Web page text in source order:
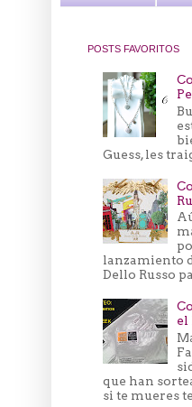
POSTS FAVORITOS
Guess, les
lanzamiento
Dello Russo
el
que han
si te mueres